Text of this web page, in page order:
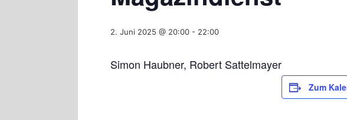
2. Juni 2025 @ 20:00 - 22:00
Simon Haubner, Robert Sattelmayer
Zum